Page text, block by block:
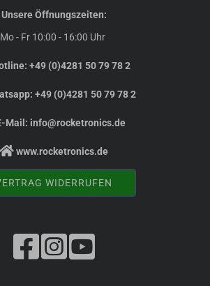
Unsere Öffnungszeiten:
Mo - Fr 10:00 - 16:00 Uhr
+49 (0)4281 50 79 78 2
+49 (0)4281 50 79 78 2
Mail: info@rocketronics.de
www.rocketronics.de
WIDERRUFEN